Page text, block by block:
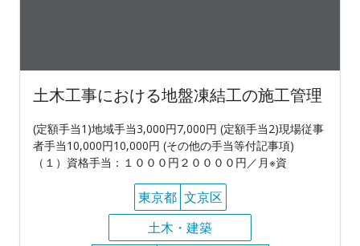
土木工事における地盤凍結工の施工管理
(定額手当1)地域手当3,000円7,000円 (定額手当2)現場従事
者手当10,000円10,000円 (その他の手当等付記事項)
（１）資格手当：１０００円２００００円／月※資
東京都 文京区
土木・建築